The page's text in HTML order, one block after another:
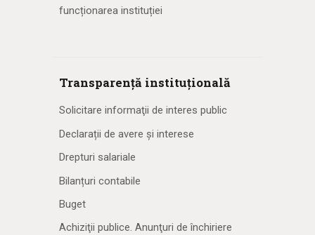
funcționarea instituției
Transparență instituțională
Solicitare informaţii de interes public
Declarații de avere și interese
Drepturi salariale
Bilanțuri contabile
Buget
Achiziţii publice. Anunţuri de închiriere